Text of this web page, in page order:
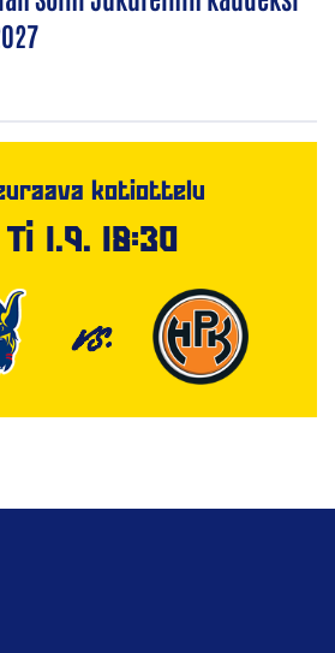
kotiottelu
Ti 1.9. 18:30
VS.